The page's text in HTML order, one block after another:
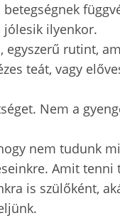
ilyenkor.
rutint,
teát, vagy
Nem a
nem tudunk
Amit
is szülőként,